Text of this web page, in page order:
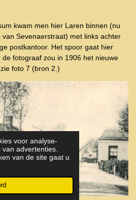
voor analyse-
advertenties.
van de site gaat u
kwam men hier Laren binnen (nu
van Sevenaerstraat) met links achter
postkantoor. Het spoor gaat hier
fotograaf zou in 1906 het nieuwe
foto 7 (bron 2.)